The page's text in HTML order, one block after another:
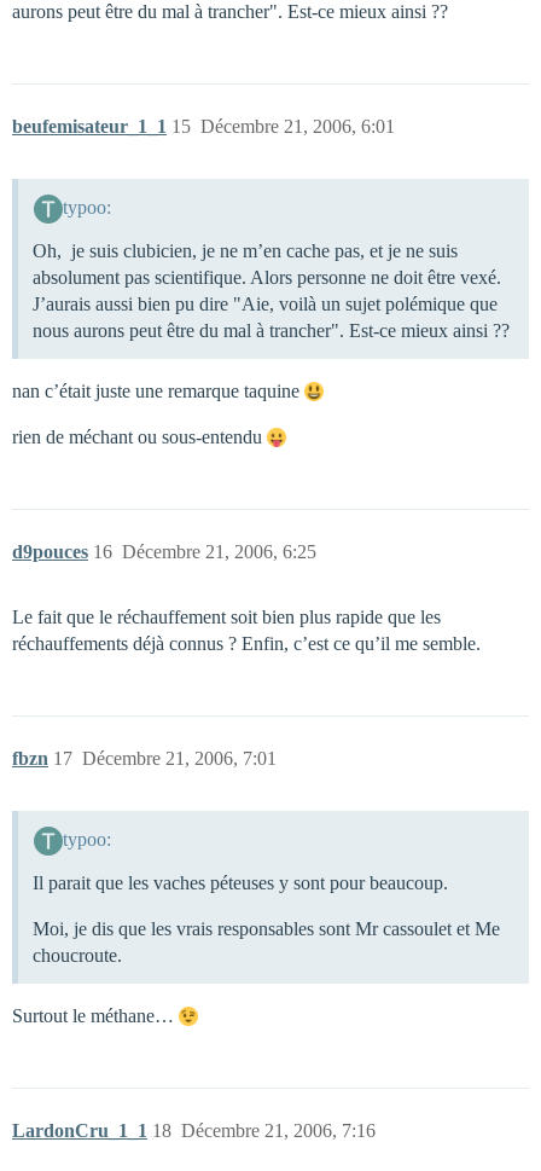
aurons peut être du mal à trancher". Est-ce mieux ainsi ??
beufemisateur_1_1 Décembre 21, 2006, 6:01
15
typoo:
Oh, je suis clubicien, je ne m’en cache pas, et je ne suis
absolument pas scientifique. Alors personne ne doit être vexé.
J’aurais aussi bien pu dire "Aie, voilà un sujet polémique que
nous aurons peut être du mal à trancher". Est-ce mieux ainsi ??
nan c’était juste une remarque taquine
rien de méchant ou sous-entendu
d9pouces Décembre 21, 2006, 6:25
16
Le fait que le réchauffement soit bien plus rapide que les
réchauffements déjà connus ? Enfin, c’est ce qu’il me semble.
fbzn Décembre 21, 2006, 7:01
17
typoo:
Il parait que les vaches péteuses y sont pour beaucoup.
Moi, je dis que les vrais responsables sont Mr cassoulet et Me
choucroute.
Surtout le méthane…
LardonCru_1_1 Décembre 21, 2006, 7:16
18